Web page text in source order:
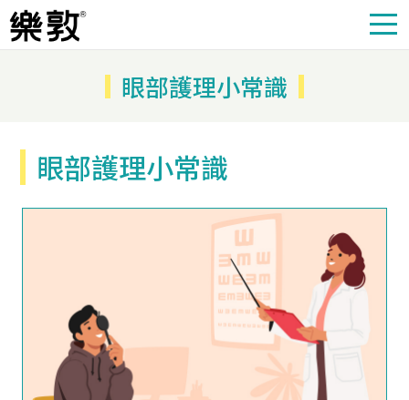
眼部護理小常識
眼部護理小常識